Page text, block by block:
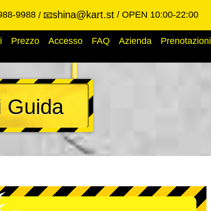
9988 📧shina@kart.st OPEN 10:00-22:00
Prezzo Accesso FAQ Azienda
Prenotazioni
Guida